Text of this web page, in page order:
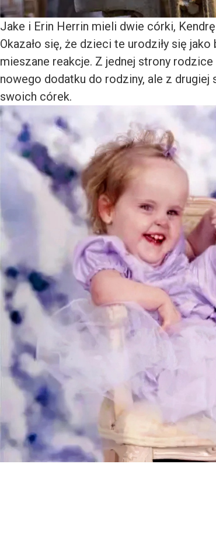
Jake i Erin Herrin mieli dwie córki,
Okazało się, że dzieci te urodziły się
mieszane reakcje. Z jednej strony
nowego dodatku do rodziny, ale z
swoich córek.